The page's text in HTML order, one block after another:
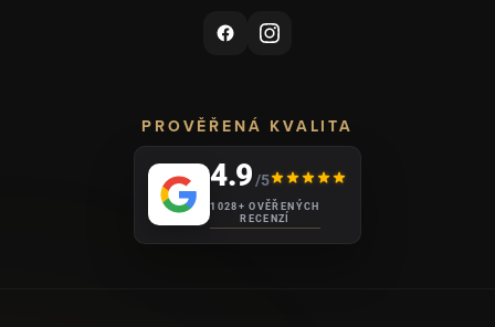
PROVĚŘENÁ KVALITA
4.9/5
1028+ OVĚŘENÝCH
RECENZÍ